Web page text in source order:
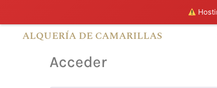
ALQUERÍA DE CAMARILLAS
Acceder